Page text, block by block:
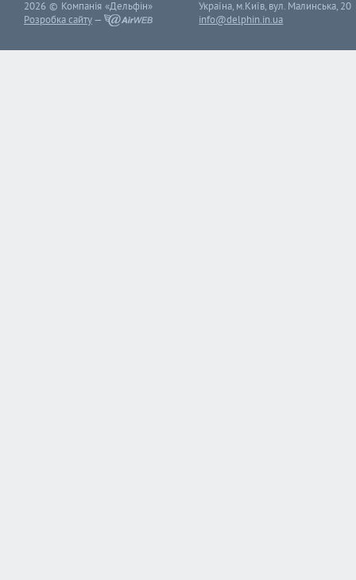
2026 © Компанія «Дельфін»
Розробка сайту—
Україна, м.Київ, вул. Малинська, 20
info@delphin.in.ua